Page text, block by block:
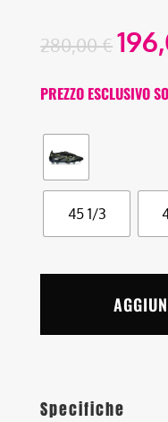
280,00€
PREZZO ESCLUSIVO
45 1/3
Specifiche